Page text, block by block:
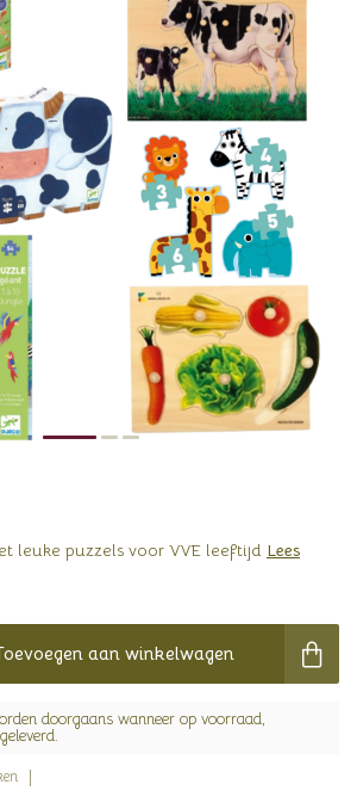
leuke puzzels voor VVE leeftijd Lees
aan winkelwagen
doorgaans wanneer op voorraad,